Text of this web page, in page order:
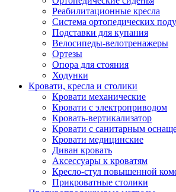
Реабилитационные кресла
Система ортопедических
Подставки для купания
Велосипеды-велотренажеры
Ортезы
Опора для стояния
Ходунки
Кровати, кресла и столики
Кровати механические
Кровати с электроприводом
Кровать-вертикализатор
Кровати с санитарным
Кровати медицинские
Диван кровать
Аксессуары к кроватям
Кресло-стул повышенной
Прикроватные столики